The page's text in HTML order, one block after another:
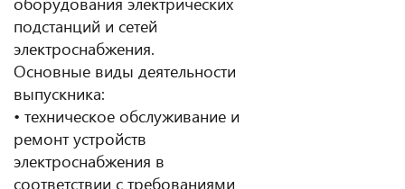
подстанций и сетей
электроснабжения.
Основные виды деятельности
выпускника:
• техническое обслуживание и
ремонт устройств
электроснабжения в
соответствии с требованиями